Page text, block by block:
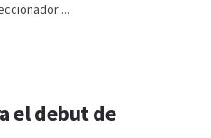
...
el debut de